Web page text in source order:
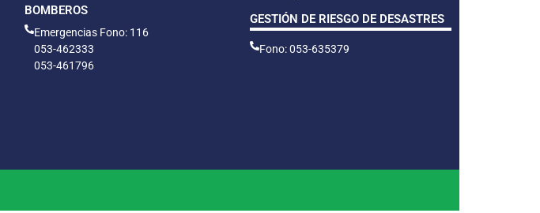
BOMBEROS
Emergencias Fono: 116
053-462333
053-461796
GESTIÓN DE RIESGO DE DESASTRES
Fono: 053-635379